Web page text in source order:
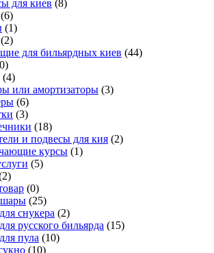
для киев (8)
(6)
(1)
(2)
для бильярдных киев (44)
(4)
или амортизаторы (3)
(6)
(3)
(18)
и подвесы для кия (2)
курсы (1)
(5)
(0)
шары (25)
снукера (2)
русского бильярда (15)
пула (10)
(10)